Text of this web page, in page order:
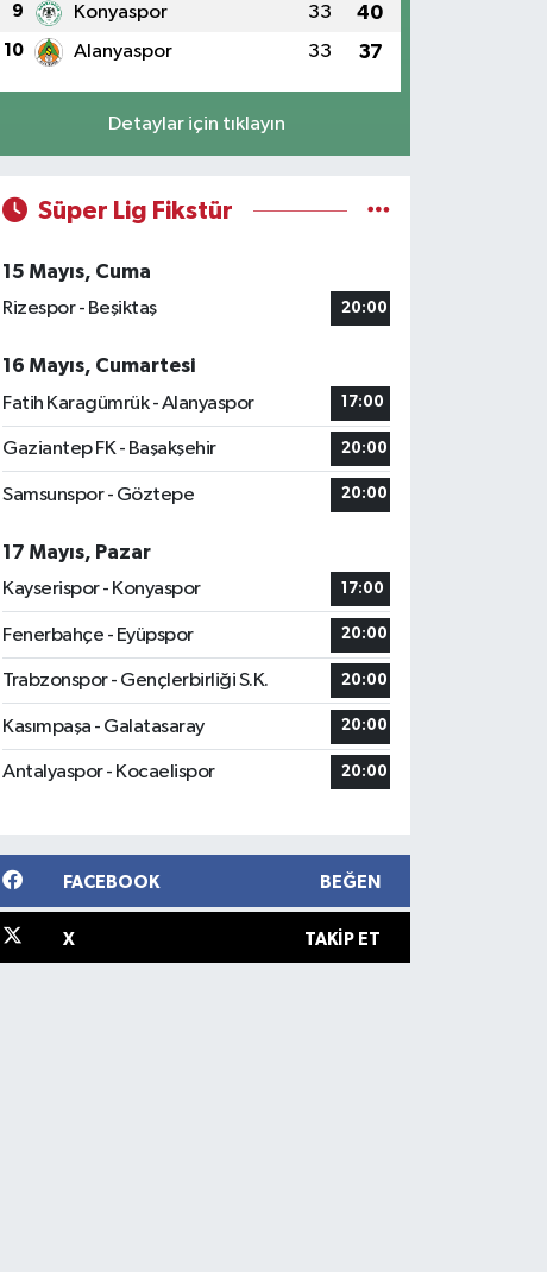
9 Konyaspor 33 40
10 Alanyaspor 33 37
Detaylar için tıklayın
Süper Lig Fikstür
15 Mayıs, Cuma
Rizespor - Beşiktaş
20:00
16 Mayıs, Cumartesi
Fatih Karagümrük - Alanyaspor
17:00
Gaziantep FK - Başakşehir 20:00
Samsunspor - Göztepe 20:00
17 Mayıs, Pazar
Kayserispor - Konyaspor
17:00
Fenerbahçe - Eyüpspor 20:00
Trabzonspor - Gençlerbirliği S.K. 20:00
Kasımpaşa - Galatasaray 20:00
Antalyaspor - Kocaelispor 20:00
FACEBOOK BEĞEN
X TAKIP ET